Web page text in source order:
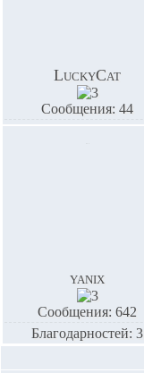
LuckyCat
Сообщения: 44
yanix
Сообщения: 642
Благодарностей: 3